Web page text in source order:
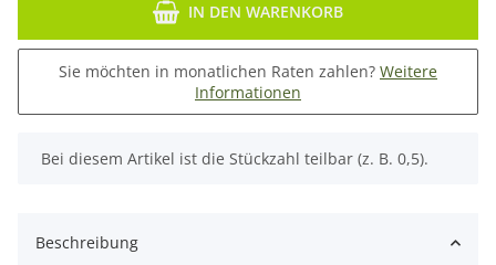
IN DEN WARENKORB
Sie möchten in monatlichen Raten zahlen? Weitere
Informationen
x
Bei diesem Artikel ist die Stückzahl teilbar (z. B. 0,5).
Beschreibung